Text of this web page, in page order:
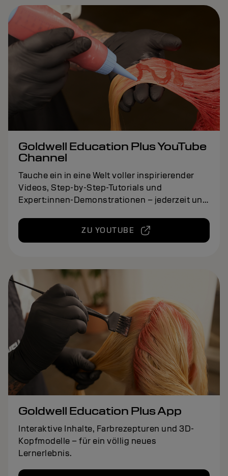
Goldwell Education Plus YouTube
Channel
Tauche ein in eine Welt voller inspirierender
Videos, Step-by-Step-Tutorials und
Expert:innen-Demonstrationen – jederzeit und
ZU YOUTUBE
Goldwell Education Plus App
Interaktive Inhalte, Farbrezepturen und 3D-
Kopfmodelle – für ein völlig neues
Lernerlebnis.